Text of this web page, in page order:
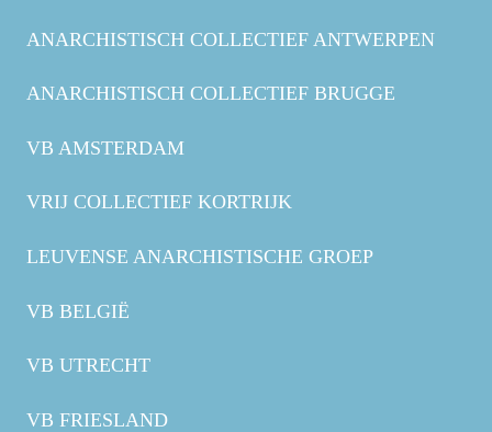
ANARCHISTISCH COLLECTIEF ANTWERPEN
ANARCHISTISCH COLLECTIEF BRUGGE
VB AMSTERDAM
VRIJ COLLECTIEF KORTRIJK
LEUVENSE ANARCHISTISCHE GROEP
VB BELGIË
VB UTRECHT
VB FRIESLAND